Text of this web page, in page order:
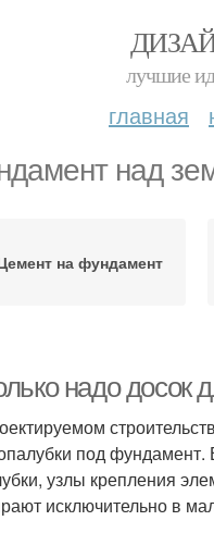
лучшие
главная
над
на фундамент
надо досок
под фундамент.
узлы крепления
исключительно в